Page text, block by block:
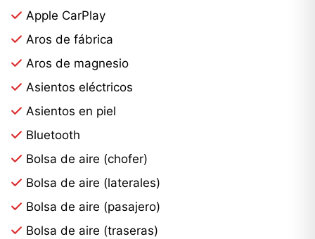
Apple CarPlay
Aros de fábrica
Aros de magnesio
Asientos eléctricos
Asientos en piel
Bluetooth
Bolsa de aire (chofer)
Bolsa de aire (laterales)
Bolsa de aire (pasajero)
Bolsa de aire (traseras)